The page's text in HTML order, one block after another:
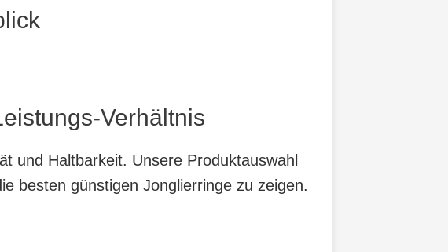
Verhältnis
und Haltbarkeit. Unsere Produktauswahl
besten günstigen Jonglierringe zu zeigen.